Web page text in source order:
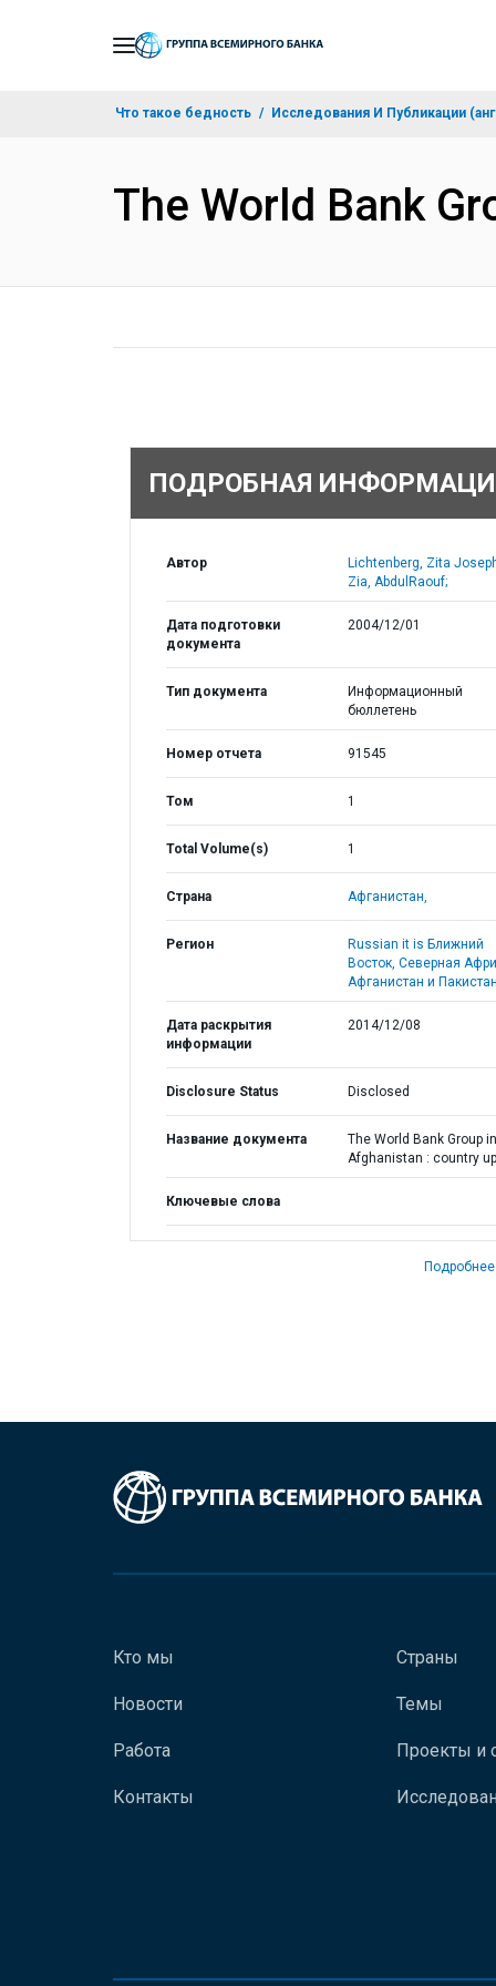
Что такое бедность Исследования И Публикации
The World Bank
ПОДРОБНАЯ
Автор
Lichtenberg, Zita
Zia, AbdulRaouf;
Дата подготовки
документа
2004/12/01
Тип документа
Информационный
бюллетень
Номер отчета 91545
Том 1
Total Volume(s) 1
Страна Афганистан,
Регион
Russian it is Ближний
Восток, Северная
Афганистан и
Дата раскрытия
информации
2014/12/08
Disclosure Status Disclosed
Название документа
The World Bank Group in
Afghanistan : country
Ключевые слова
Подробнее
Кто мы
Новости
Работа
Контакты
Страны
Темы
Проекты и